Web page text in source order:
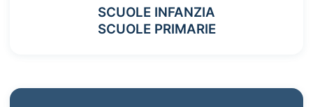
SCUOLE INFANZIA
SCUOLE PRIMARIE